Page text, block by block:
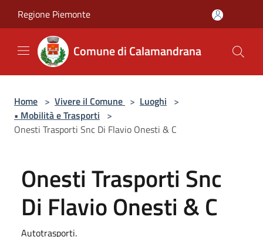
Regione Piemonte
Comune di Calamandrana
Home > Vivere il Comune > Luoghi >
• Mobilità e Trasporti >
Onesti Trasporti Snc Di Flavio Onesti & C
Onesti Trasporti Snc
Di Flavio Onesti & C
Autotrasporti.